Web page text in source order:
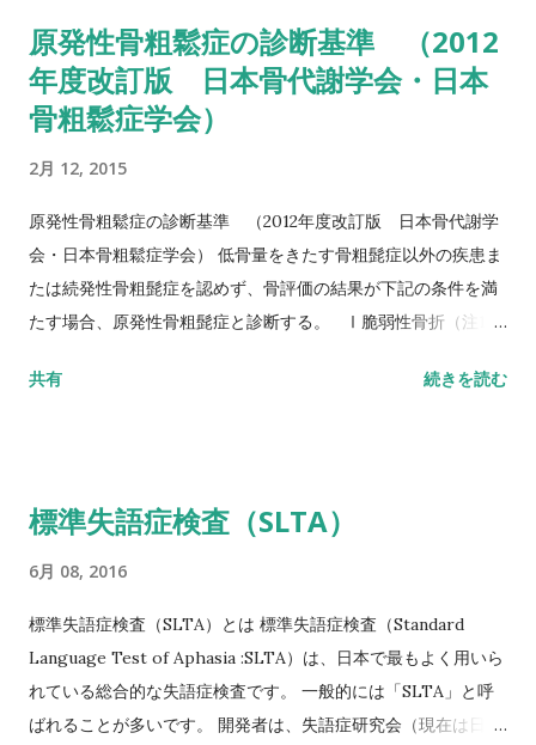
詳しい評価方法はこちら記事を参照して下さい↓ タイムアップ
アンドゴーテスト TUG:Timed Up & Go Test 10m歩行テスト
方法 助走路（各3m）を含めた約16m（直線歩行路）を歩行し、
測する。 カットオフ 24.6秒：屋内歩行 11.6秒：屋外歩行 詳し
い評価方法はこちら記事を参照して下さい↓ 10メートル歩行テ
スト(10MWT)
原発性骨粗鬆症の診断基準 （2012
年度改訂版 日本骨代謝学会・日本
骨粗鬆症学会）
2月 12, 2015
原発性骨粗鬆症の診断基準 （2012年度改訂版 日本骨代謝学
会・日本骨粗鬆症学会） 低骨量をきたす骨粗髭症以外の疾患ま
たは続発性骨粗髭症を認めず、骨評価の結果が下記の条件を満
たす場合、原発性骨粗髭症と診断する。 Ⅰ脆弱性骨折（注1）
の脆弱性骨折（注3）があり、骨密度（注4）がYAMの80％未満
性骨折、軽微な外力とは、立った姿勢からの転倒か、それ以下
を確認することが望ましい。 注3 そのほかの脆弱性骨折：軽微
な外力によって発生した非外傷性骨折で、骨折部位は肋骨、骨
盤（恥骨、坐骨、仙骨を含む）上腕骨近位部、焼骨遠位端、下
腿骨。 注4 骨密度は原則として腰椎または大腿骨近位部骨密度
共有 続きを読む
標準失語症検査（SLTA）
6月 08, 2016
標準失語症検査（SLTA）とは 標準失語症検査（Standard
Language Test of Aphasia :SLTA）は、日本で最もよく用いら
れている総合的な失語症検査です。 一般的には「SLTA」と呼
ばれることが多いです。 開発者は、失語症研究会（現在は日本